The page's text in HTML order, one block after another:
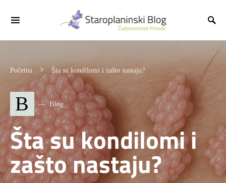
Početna Šta su kondilomi i zašto nastaju?
B Blog
Šta su kondilomi i
zašto nastaju?